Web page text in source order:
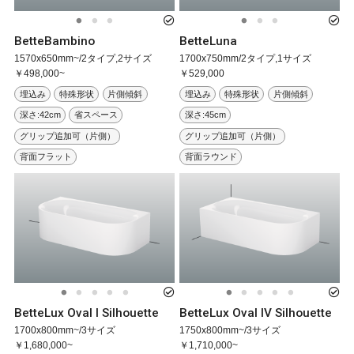
BetteBambino
1570x650mm~/2タイプ,2サイズ
￥498,000~
埋込み 特殊形状 片側傾斜
深さ:42cm 省スペース
グリップ追加可（片側）
背面フラット
BetteLuna
1700x750mm/2タイプ,1サイズ
￥529,000
埋込み 特殊形状 片側傾斜
深さ:45cm
グリップ追加可（片側）
背面ラウンド
BetteLux Oval I Silhouette
1700x800mm~/3サイズ
￥1,680,000~
BetteLux Oval IV Silhouette
1750x800mm~/3サイズ
￥1,710,000~